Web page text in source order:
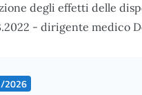
degli effetti delle
- dirigente medico
2026